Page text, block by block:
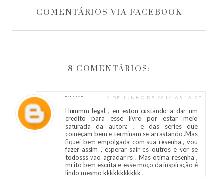
COMENTÁRIOS VIA FACEBOOK
8 COMENTÁRIOS:
UNKNOWN 6 DE JUNHO DE 2014 ÀS 13:07
Hummm legal , eu estou custando a dar um
credito para esse livro por estar meio
saturada da autora , e das series que
começam bem e terminam se arrastando .Mas
fiquei bem empolgada com sua resenha , vou
fazer assim , esperar sair os outros e ver se
todosss vao agradar rs . Mas otima resenha ,
muito bem escrita e esse moço da inspiração é
lindo mesmo kkkkkkkkkkk .